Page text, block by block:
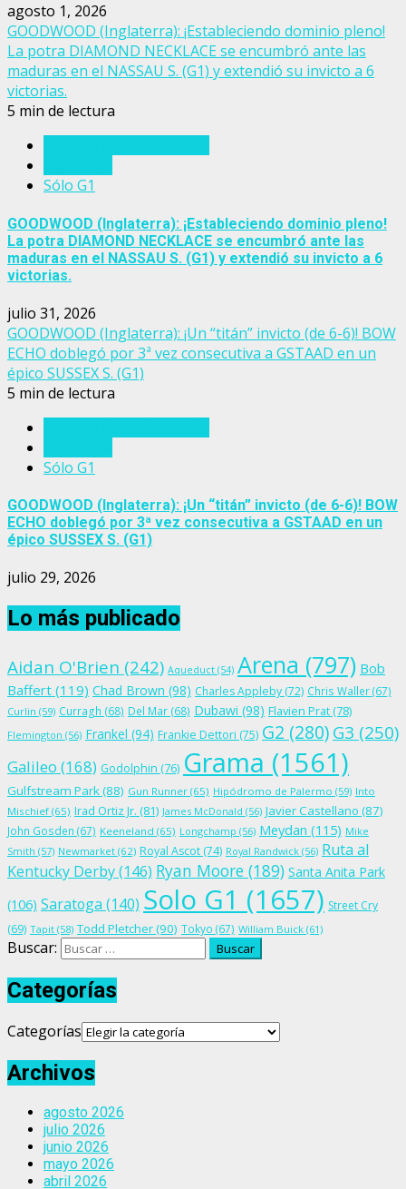
agosto 1, 2026
GOODWOOD (Inglaterra): ¡Estableciendo dominio pleno!
La potra DIAMOND NECKLACE se encumbró ante las
maduras en el NASSAU S. (G1) y extendió su invicto a 6
victorias.
5 min de lectura
Sólo G1
GOODWOOD (Inglaterra): ¡Estableciendo dominio pleno!
La potra DIAMOND NECKLACE se encumbró ante las
maduras en el NASSAU S. (G1) y extendió su invicto a 6
victorias.
julio 31, 2026
GOODWOOD (Inglaterra): ¡Un “titán” invicto (de 6-6)! BOW
ECHO doblegó por 3ª vez consecutiva a GSTAAD en un
épico SUSSEX S. (G1)
5 min de lectura
Sólo G1
GOODWOOD (Inglaterra): ¡Un “titán” invicto (de 6-6)! BOW
ECHO doblegó por 3ª vez consecutiva a GSTAAD en un
épico SUSSEX S. (G1)
julio 29, 2026
Lo más publicado
Aidan O'Brien (242) Aqueduct (54) Arena (797) Bob
Baffert (119) Chad Brown (98) Charles Appleby (72) Chris Waller(67)
Curlin (59) Curragh (68) Del Mar (68) Dubawi (98) Flavien Prat (78)
Flemington (56) Frankel (94) Frankie Dettori (75) G2 (280)G3 (250)
Galileo (168) Godolphin (76) Grama (1561)
Gulfstream Park(88) Gun Runner (65) Hipódromo de Palermo (59) Into
Mischief (65) Irad Ortiz Jr. (81) James McDonald (56) Javier Castellano (87)
John Gosden (67) Keeneland (65) Longchamp (56) Meydan (115) Mike
Smith (57) Newmarket (62) Royal Ascot (74) Royal Randwick (56) Ruta al
Kentucky Derby(146) Ryan Moore (189) Santa Anita Park
(106) Saratoga (140) Solo G1 (1657) Street Cry
(69) Tapit (58) Todd Pletcher(90) Tokyo (67) William Buick (61)
Buscar:
Categorías
Categorías
Archivos
agosto 2026
julio 2026
junio 2026
mayo 2026
abril 2026